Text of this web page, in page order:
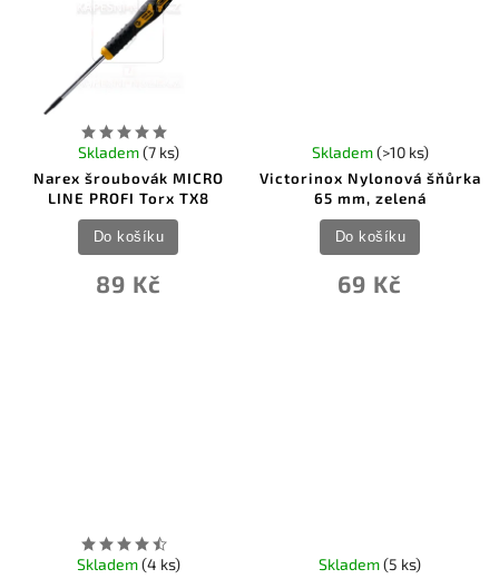
Narex šroubovák MICRO
LINE PROFI Torx TX8
Skladem(7 ks)
89 Kč
Do košíku
Victorinox Nylonová šňůrka
65 mm, zelená
Skladem(>10 ks)
69 Kč
Do košíku
Skladem(4 ks) Skladem(5 ks)